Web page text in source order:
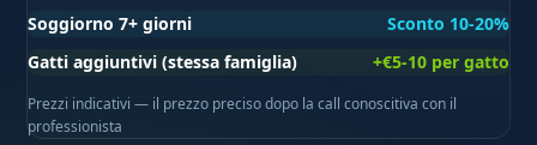
Soggiorno 7+ giorni
Sconto 10-20%
Gatti aggiuntivi (stessa famiglia)
+€5-10 per gatto
Prezzi indicativi — il prezzo preciso dopo la call conoscitiva con il
professionista